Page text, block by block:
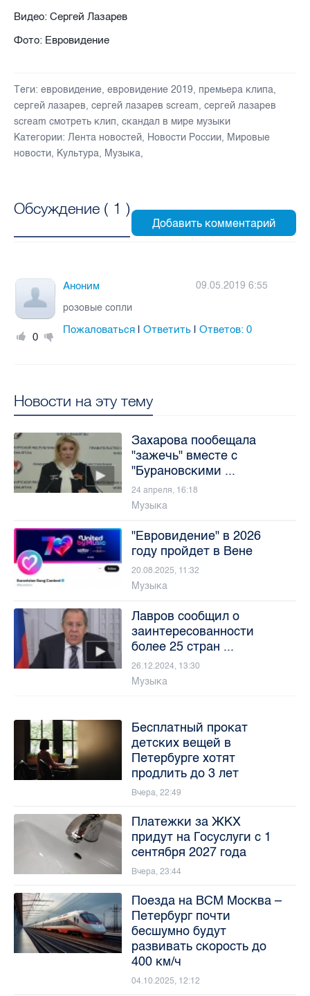
Видео: Сергей Лазарев
Фото: Евровидение
Теги: евровидение, евровидение 2019, премьера клипа,
сергей лазарев, сергей лазарев scream, сергей лазарев
scream смотреть клип, скандал в мире музыки
Категории: Лента новостей, Новости России, Мировые
новости, Культура, Музыка,
Обсуждение ( 1 )
0
Аноним
09.05.2019 6:55
розовые сопли
Пожаловаться |Ответить |Ответов:0
Новости на эту тему
Захарова пообещала
"зажечь" вместе с
"Бурановскими ...
24 апреля, 16:18
Музыка
"Евровидение" в 2026
году пройдет в Вене
20.08.2025, 11:32
Музыка
Лавров сообщил о
заинтересованности
более 25 стран ...
26.12.2024, 13:30
Музыка
Бесплатный прокат
детских вещей в
Петербурге хотят
продлить до 3 лет
Вчера, 22:49
Платежки за ЖКХ
придут на Госуслуги с 1
сентября 2027 года
Вчера, 23:44
Поезда на ВСМ Москва –
Петербург почти
бесшумно будут
развивать скорость до
400 км/ч
04.10.2025, 12:12